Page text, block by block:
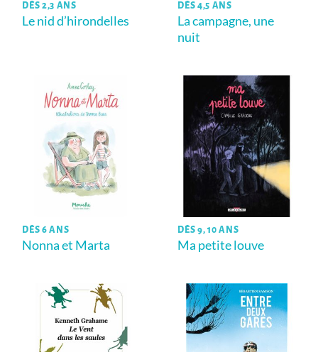
DÈS 2,3 ANS
Le nid d’hirondelles
DÈS 4,5 ANS
La campagne, une
nuit
DÈS 6 ANS
Nonna et Marta
DÈS 9, 10 ANS
Ma petite louve